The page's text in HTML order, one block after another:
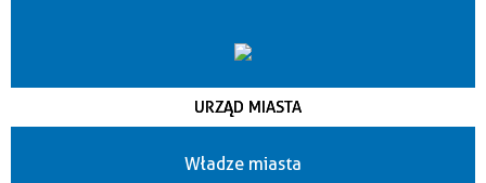
URZĄD MIASTA
Władze miasta